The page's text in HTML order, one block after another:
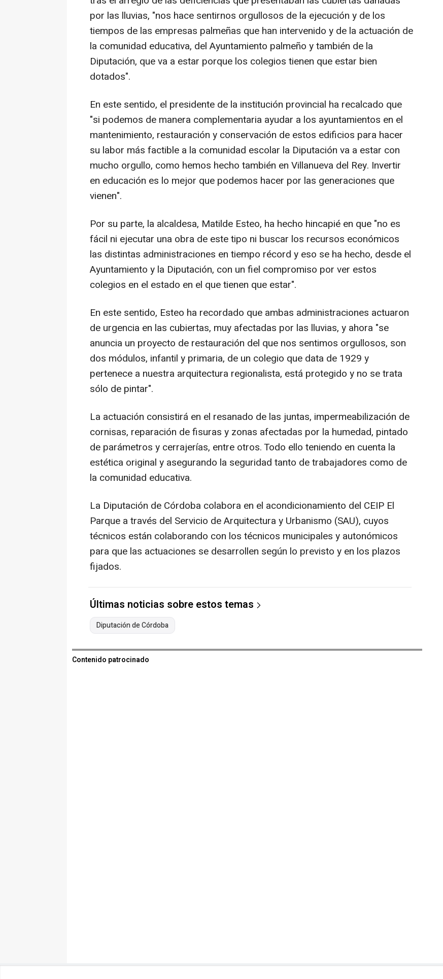
por las lluvias, "nos hace sentirnos orgullosos de la ejecución y de los
tiempos de las empresas palmeñas que han intervenido y de la actuación de
la comunidad educativa, del Ayuntamiento palmeño y también de la
Diputación, que va a estar porque los colegios tienen que estar bien
dotados".
En este sentido, el presidente de la institución provincial ha recalcado que
"si podemos de manera complementaria ayudar a los ayuntamientos en el
mantenimiento, restauración y conservación de estos edificios para hacer
su labor más factible a la comunidad escolar la Diputación va a estar con
mucho orgullo, como hemos hecho también en Villanueva del Rey. Invertir
en educación es lo mejor que podemos hacer por las generaciones que
vienen".
Por su parte, la alcaldesa, Matilde Esteo, ha hecho hincapié en que "no es
fácil ni ejecutar una obra de este tipo ni buscar los recursos económicos
las distintas administraciones en tiempo récord y eso se ha hecho, desde el
Ayuntamiento y la Diputación, con un fiel compromiso por ver estos
colegios en el estado en el que tienen que estar".
En este sentido, Esteo ha recordado que ambas administraciones actuaron
de urgencia en las cubiertas, muy afectadas por las lluvias, y ahora "se
anuncia un proyecto de restauración del que nos sentimos orgullosos, son
dos módulos, infantil y primaria, de un colegio que data de 1929 y
pertenece a nuestra arquitectura regionalista, está protegido y no se trata
sólo de pintar".
La actuación consistirá en el resanado de las juntas, impermeabilización de
cornisas, reparación de fisuras y zonas afectadas por la humedad, pintado
de parámetros y cerrajerías, entre otros. Todo ello teniendo en cuenta la
estética original y asegurando la seguridad tanto de trabajadores como de
la comunidad educativa.
La Diputación de Córdoba colabora en el acondicionamiento del CEIP El
Parque a través del Servicio de Arquitectura y Urbanismo (SAU), cuyos
técnicos están colaborando con los técnicos municipales y autonómicos
para que las actuaciones se desarrollen según lo previsto y en los plazos
fijados.
Últimas noticias sobre estos temas
Diputación de Córdoba
Contenido patrocinado